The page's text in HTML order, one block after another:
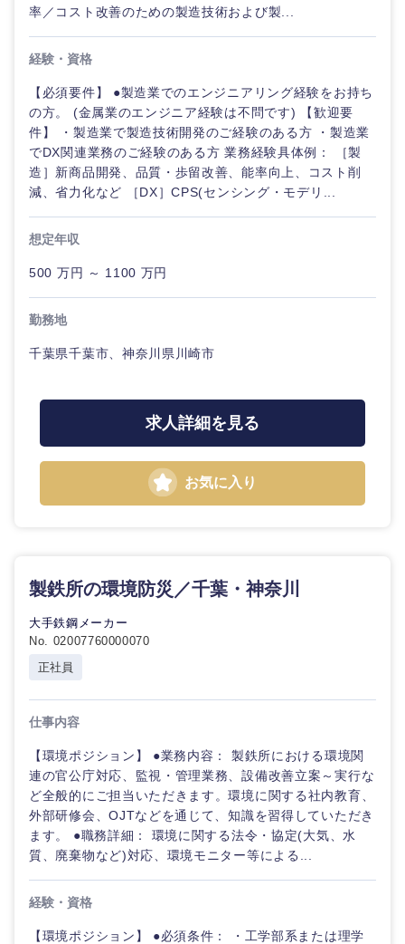
中国・四国地方
鳥取県 島根県
山口県
九州・沖縄
率／コスト改善のための製造技術および製...
経験・資格
【必須要件】 ●製造業でのエンジニアリング経験をお持ち
の方。 (金属業のエンジニア経験は不問です) 【歓迎要
件】 ・製造業で製造技術開発のご経験のある方 ・製造業
でDX関連業務のご経験のある方 業務経験具体例： ［製
造］新商品開発、品質・歩留改善、能率向上、コスト削
減、省力化など ［DX］CPS(センシング・モデリ...
想定年収
500 万円 ～ 1100 万円
勤務地
千葉県千葉市、神奈川県川崎市
求人詳細を見る
お気に入り
製鉄所の環境防災／千葉・神奈川
大手鉄鋼メーカー
No. 02007760000070
正社員
仕事内容
【環境ポジション】 ●業務内容： 製鉄所における環境関
連の官公庁対応、監視・管理業務、設備改善立案～実行な
ど全般的にご担当いただきます。環境に関する社内教育、
外部研修会、OJTなどを通じて、知識を習得していただき
ます。 ●職務詳細： 環境に関する法令・協定(大気、水
質、廃棄物など)対応、環境モニター等による...
経験・資格
【環境ポジション】 ●必須条件： ・工学部系または理学